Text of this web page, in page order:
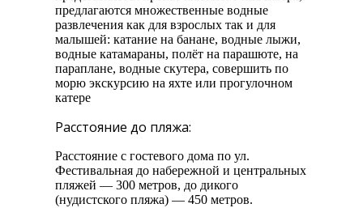
предлагаются множественные водные
развлечения как для взрослых так и для
малышей: катание на банане, водные лыжи,
водные катамараны, полёт на парашюте, на
параплане, водные скутера, совершить по
морю экскурсию на яхте или прогулочном
катере
Расстояние до пляжа:
Расстояние с гостевого дома по ул.
Фестивальная до набережной и центральных
пляжей — 300 метров, до дикого
(нудистского пляжа) — 450 метров.